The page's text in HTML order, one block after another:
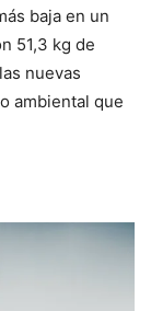
baja en un
51,3 kg de
nuevas
ambiental que